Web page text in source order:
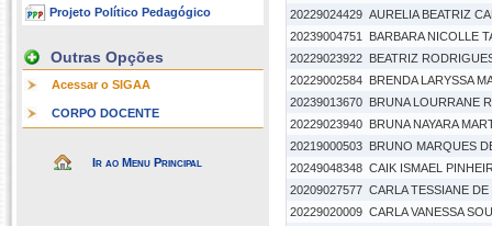
Projeto Político Pedagógico
Outras Opções
Acessar o SIGAA
CORPO DOCENTE
Ir ao Menu Principal
20229024429 AURELIA BEATRIZ
20239004751
BARBARA NICOLLE
20229023922 BEATRIZ
20229002584 BRENDA LARYSSA
20239013670 BRUNA LOURRANE
20229023940 BRUNA NAYARA
20219000503 BRUNO MARQUES
20249048348 CAIK ISMAEL
20209027577 CARLA TESSIANE
20229020009 CARLA VANESSA